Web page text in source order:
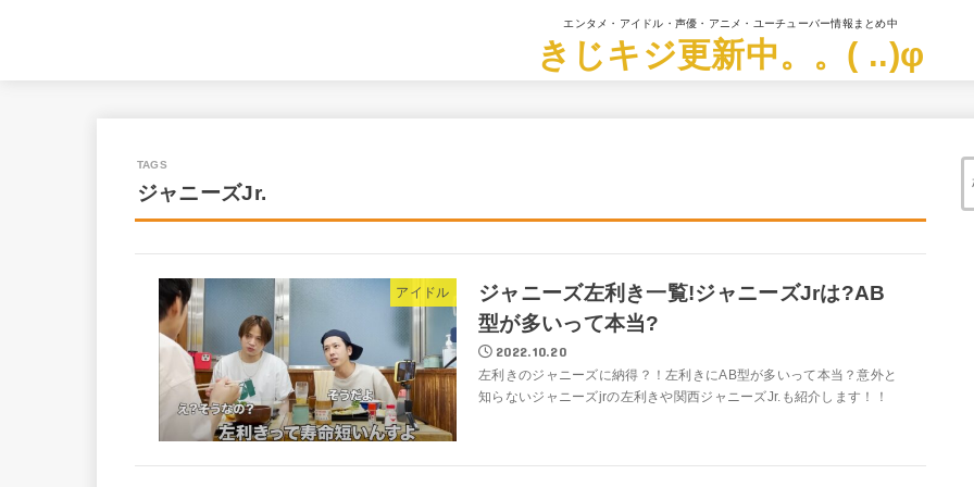
エンタメ・アイドル・声優・アニメ・ユーチューバー情報まとめ中
きじキジ更新中。。( ..)φ
ジャニーズJr.
アイドル
ジャニーズ左利き一覧!ジャニーズJrは?AB
型が多いって本当?
2022.10.20
左利きのジャニーズに納得？！左利きにAB型が多いって本当？意外と
知らないジャニーズjrの左利きや関西ジャニーズJr.も紹介します！！